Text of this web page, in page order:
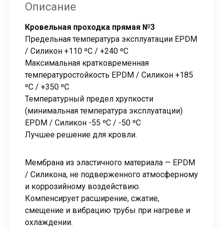
Описание
Кровельная проходка прямая №3
Предельная температура эксплуатации EPDM
/ Силикон +110 ºC / +240 ºC
Максимальная кратковременная
температуростойкость EPDM / Силикон +185
ºC / +350 ºC
Температурный предел хрупкости
(минимальная температура эксплуатации)
EPDM / Силикон -55 ºC / -50 ºC
Лучшее решение для кровли.
Мембрана из эластичного материала — EPDM
/ Силикона, не подверженного атмосферному
и коррозийному воздействию.
Компенсирует расширение, сжатие,
смещение и вибрацию трубы при нагреве и
охлаждении.